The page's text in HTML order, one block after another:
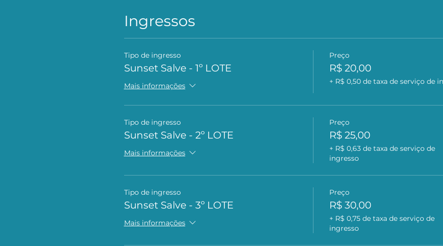
Ingressos
Tipo de ingresso
Sunset Salve - 1º LOTE
Mais informações
Preço
R$ 20,00
+ R$ 0,50 de taxa de serviço de
Tipo de ingresso
Sunset Salve - 2º LOTE
Mais informações
Preço
R$ 25,00
+ R$ 0,63 de taxa de serviço de
ingresso
Tipo de ingresso
Sunset Salve - 3º LOTE
Mais informações
Preço
R$ 30,00
+ R$ 0,75 de taxa de serviço de
ingresso